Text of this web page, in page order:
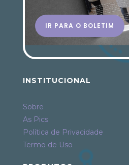
IR PARA O BOLETIM
INSTITUCIONAL
Sobre
As Pics
Política de Privacidade
Termo de Uso